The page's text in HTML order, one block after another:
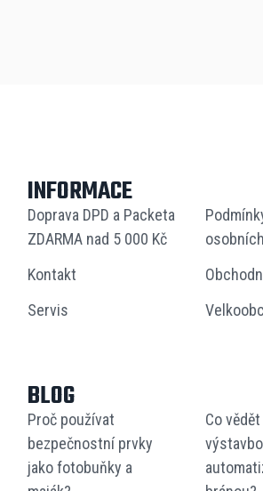
INFORMACE
Doprava DPD a Packeta
ZDARMA nad 5 000 Kč
Kontakt
Servis
BLOG
Proč používat
bezpečnostní prvky
jako fotobuňky a
Co